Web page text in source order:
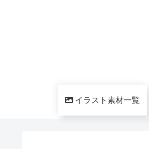
イラスト素材一覧